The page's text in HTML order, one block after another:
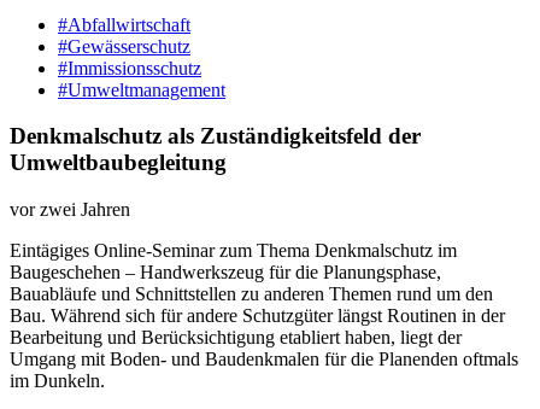
#Abfallwirtschaft
#Gewässerschutz
#Immissionsschutz
#Umweltmanagement
Denkmalschutz als Zuständigkeitsfeld der
Umweltbaubegleitung
vor zwei Jahren
Eintägiges Online-​Seminar zum Thema Denkmalschutz im
Baugeschehen – Handwerkszeug für die Planungsphase,
Bauabläufe und Schnittstellen zu anderen Themen rund um den
Bau. Während sich für andere Schutzgüter längst Routinen in der
Bearbeitung und Berücksichtigung etabliert haben, liegt der
Umgang mit Boden-​ und Baudenkmalen für die Planenden oftmals
im Dunkeln.